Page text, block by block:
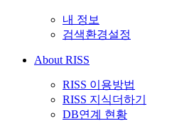
내 정보
검색환경설정
About RISS
RISS 이용방법
RISS 지식더하기
DB연계 현황